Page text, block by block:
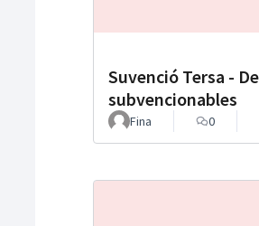
Suvenció Tersa -
subvencionables
Fina 0